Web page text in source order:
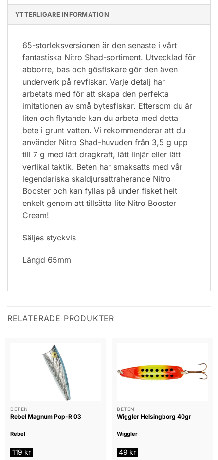
YTTERLIGARE INFORMATION
65-storleksversionen är den senaste i vårt
fantastiska Nitro Shad-sortiment. Utvecklad för
abborre, bas och gösfiskare gör den även
underverk på revfiskar. Varje detalj har
arbetats med för att skapa den perfekta
imitationen av små bytesfiskar. Eftersom du är
liten och flytande kan du arbeta med detta
bete i grunt vatten. Vi rekommenderar att du
använder Nitro Shad-huvuden från 3,5 g upp
till 7 g med lätt dragkraft, lätt linjär eller lätt
vertikal taktik. Beten har smaksatts med vår
legendariska skaldjursattraherande Nitro
Booster och kan fyllas på under fisket helt
enkelt genom att tillsätta lite Nitro Booster
Cream!
Säljes styckvis
Längd 65mm
RELATERADE PRODUKTER
BETEN
Rebel Magnum Pop-R 03
Rebel
119 kr
BETEN
Wiggler Helsingborg 40gr
Wiggler
49 kr